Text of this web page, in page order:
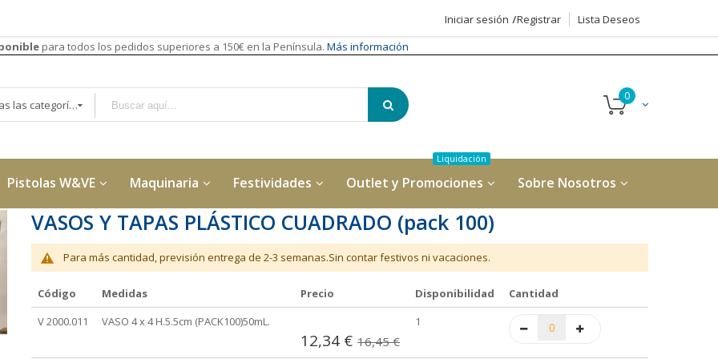
Iniciar sesión Registrar
Lista Deseos
para todos los pedidos superiores a 150€ en la Península. Más información
Todas las categorías
Pistolas W&VE Maquinaria Festividades Outlet y Promociones Sobre Nosotros
VASOS Y TAPAS PLÁSTICO CUADRADO (pack 100)
Para más cantidad, previsión entrega de 2-3 semanas.Sin contar festivos ni vacaciones.
Elementos
Código Medidas Precio Disponibilidad
Cantidad
V 2000.011
VASO 4 x 4 H.5.5cm (PACK100)50mL.
12,34 € 16,45 €
1